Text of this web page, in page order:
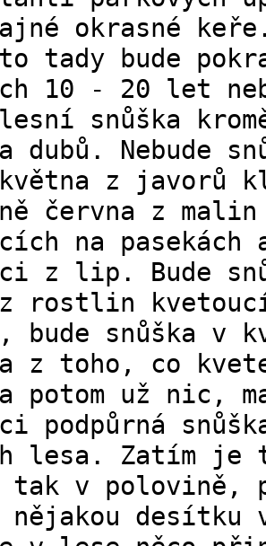
okrasné
to tady bude
10 - 20 let
snůška
dubů. Nebude
z javorů
června z malin
na pasekách
z lip. Bude
z rostlin
bude snůška v
z toho, co
potom už nic,
podpůrná
lesa. Zatím je
tak v polovině,
nějakou desítku